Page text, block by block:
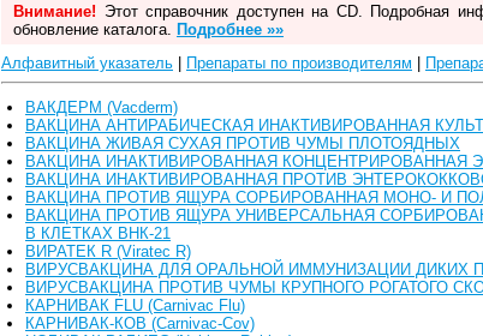
Внимание! Этот справочник доступен на CD. Подробная
обновление каталога. Подробнее »»
Алфавитный указатель
Препараты по производителям
ВАКДЕРМ (Vacderm)
ВАКЦИНА АНТИРАБИЧЕСКАЯ ИНАКТИВИРОВАННАЯ
ВАКЦИНА ЖИВАЯ СУХАЯ ПРОТИВ ЧУМЫ ПЛОТОЯДНЫХ
ВАКЦИНА ИНАКТИВИРОВАННАЯ КОНЦЕНТРИРОВАННАЯ
ВАКЦИНА ИНАКТИВИРОВАННАЯ ПРОТИВ
ВАКЦИНА ПРОТИВ ЯЩУРА СОРБИРОВАННАЯ МОНО- И
ВАКЦИНА ПРОТИВ ЯЩУРА УНИВЕРСАЛЬНАЯ
В КЛЕТКАХ ВНК-21
ВИРАТЕК R (Viratec R)
ВИРУСВАКЦИНА ДЛЯ ОРАЛЬНОЙ ИММУНИЗАЦИИ
ВИРУСВАКЦИНА ПРОТИВ ЧУМЫ КРУПНОГО РОГАТОГО
КАРНИВАК FLU (Carnivac Flu)
КАРНИВАК-КОВ (Carnivac-Cov)